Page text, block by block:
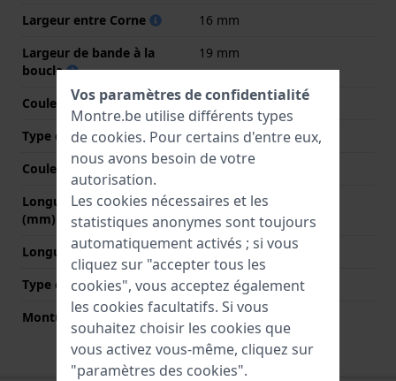
Largeur entre Corne
16 mm
Largeur de bande à la
boucle
19 mm
Couleur du bracelet
Noir
Type de fermoir
Boucle
Couleur de fermoir
Noir
Longueur bande à 12h
(mm)
80 mm
Longueur bande à 6h (mm) 130 mm
Type de montage
Épingles à ressort
Monture droite
Non
Vos paramètres de confidentialité
Montre.be utilise différents types
de cookies. Pour certains d'entre eux,
nous avons besoin de votre
autorisation.
Les cookies nécessaires et les
statistiques anonymes sont toujours
automatiquement activés ; si vous
cliquez sur "accepter tous les
cookies", vous acceptez également
les cookies facultatifs. Si vous
souhaitez choisir les cookies que
vous activez vous-même, cliquez sur
"paramètres des cookies".